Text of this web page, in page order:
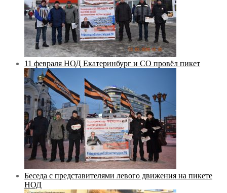
11 февраля НОД Екатеринбург и СО провёл пикет
Беседа с представителями левого движения на пикете
НОД